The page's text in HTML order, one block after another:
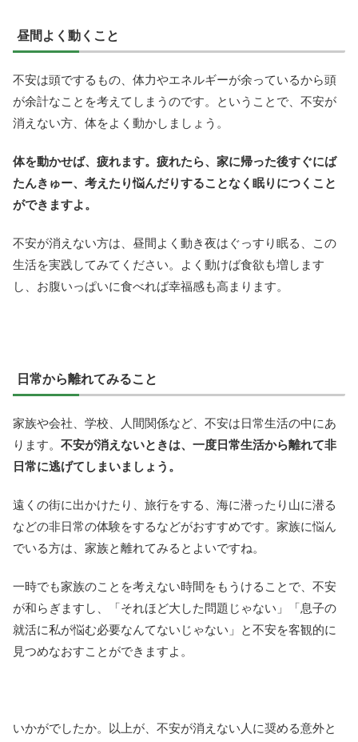
昼間よく動くこと
不安は頭でするもの、体力やエネルギーが余っているから頭
が余計なことを考えてしまうのです。ということで、不安が
消えない方、体をよく動かしましょう。
体を動かせば、疲れます。疲れたら、家に帰った後すぐにば
たんきゅー、考えたり悩んだりすることなく眠りにつくこと
ができますよ。
不安が消えない方は、昼間よく動き夜はぐっすり眠る、この
生活を実践してみてください。よく動けば食欲も増します
し、お腹いっぱいに食べれば幸福感も高まります。
日常から離れてみること
家族や会社、学校、人間関係など、不安は日常生活の中にあ
ります。 不安が消えないときは、一度日常生活から離れて非
日常に逃げてしまいましょう。
遠くの街に出かけたり、旅行をする、海に潜ったり山に潜る
などの非日常の体験をするなどがおすすめです。家族に悩ん
でいる方は、家族と離れてみるとよいですね。
一時でも家族のことを考えない時間をもうけることで、不安
が和らぎますし、「それほど大した問題じゃない」「息子の
就活に私が悩む必要なんてないじゃない」と不安を客観的に
見つめなおすことができますよ。
いかがでしたか。以上が、不安が消えない人に奨める意外と